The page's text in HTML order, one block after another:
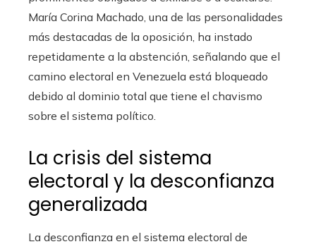
María Corina Machado, una de las personalidades
más destacadas de la oposición, ha instado
repetidamente a la abstención, señalando que el
camino electoral en Venezuela está bloqueado
debido al dominio total que tiene el chavismo
sobre el sistema político.
La crisis del sistema
electoral y la desconfianza
generalizada
La desconfianza en el sistema electoral de